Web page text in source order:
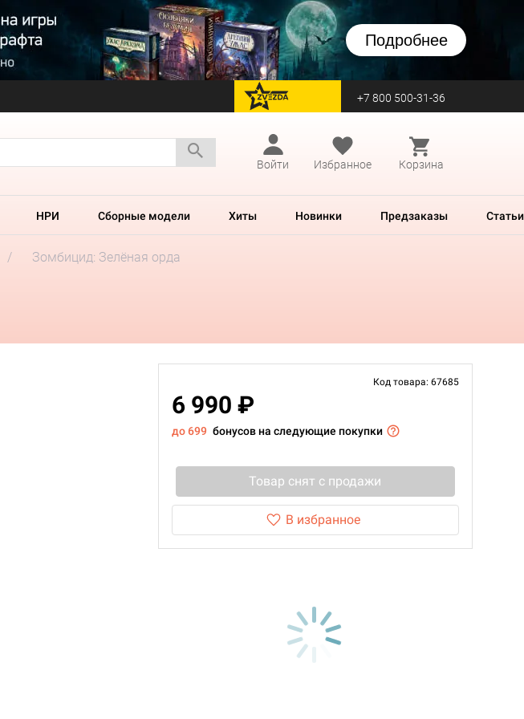
Подробнее
перейти на Zvezda +7 800 500-31-36
Войти
Избранное Корзина
НРИ Сборные модели Хиты Новинки Предзаказы Статьи
Зомбицид: Зелёная орда
Код товара: 67685
6 990 ₽
до 699 бонусов на следующие покупки
Товар снят с продажи
В избранное